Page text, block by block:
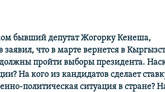
бывший депутат Жогорку Кенеша,
что в марте вернется в
должны пройти выборы президента.
На кого из кандидатов сделает
политическая ситуация в стране?